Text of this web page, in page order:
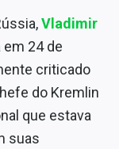
Vladimir
em 24 de
criticado
do Kremlin
que estava
suas